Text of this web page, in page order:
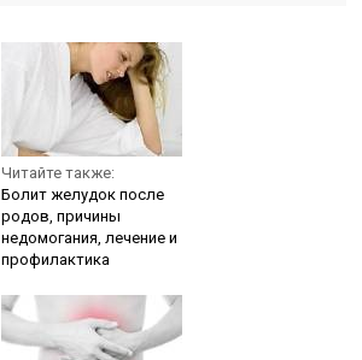
Читайте также:
Болит желудок после
родов, причины
недомогания, лечение и
профилактика